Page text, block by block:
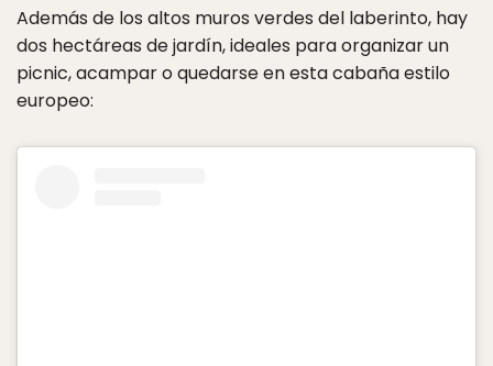
Además de los altos muros verdes del laberinto, hay
dos hectáreas de jardín, ideales para organizar un
picnic, acampar o quedarse en esta cabaña estilo
europeo: